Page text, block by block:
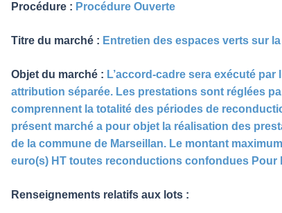
Procédure : Procédure Ouverte
Titre du marché : Entretien des espaces verts sur
Objet du marché : L’accord-cadre sera exécuté par
attribution séparée. Les prestations sont réglées
comprennent la totalité des périodes de
présent marché a pour objet la réalisation des
de la commune de Marseillan. Le montant
euro(s) HT toutes reconductions confondues Pour
Renseignements relatifs aux lots :